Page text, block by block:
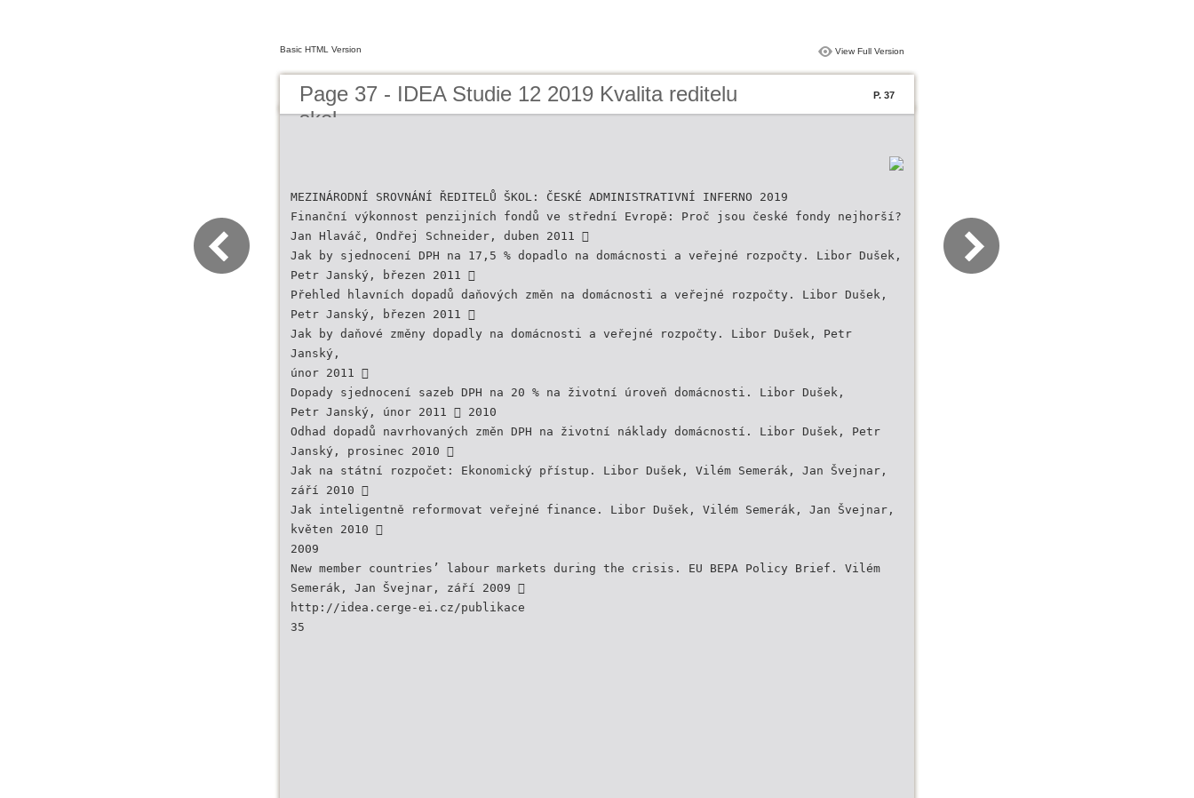
Basic HTML Version View Full Version
Page 37 - IDEA Studie 12 2019 Kvalita reditelu
skol
P. 37
MEZINÁRODNÍ SROVNÁNÍ ŘEDITELŮ ŠKOL: ČESKÉ ADMINISTRATIVNÍ INFERNO 2019
Finanční výkonnost penzijních fondů ve střední Evropě: Proč jsou české fondy nejhorší?
Jan Hlaváč, Ondřej Schneider, duben 2011 
Jak by sjednocení DPH na 17,5 % dopadlo na domácnosti a veřejné rozpočty. Libor Dušek,
Petr Janský, březen 2011 
Přehled hlavních dopadů daňových změn na domácnosti a veřejné rozpočty. Libor Dušek,
Petr Janský, březen 2011 
Jak by daňové změny dopadly na domácnosti a veřejné rozpočty. Libor Dušek, Petr
Janský,
únor 2011 
Dopady sjednocení sazeb DPH na 20 % na životní úroveň domácnosti. Libor Dušek,
Petr Janský, únor 2011  2010
Odhad dopadů navrhovaných změn DPH na životní náklady domácností. Libor Dušek, Petr
Janský, prosinec 2010 
Jak na státní rozpočet: Ekonomický přístup. Libor Dušek, Vilém Semerák, Jan Švejnar,
září 2010 
Jak inteligentně reformovat veřejné finance. Libor Dušek, Vilém Semerák, Jan Švejnar,
květen 2010 
2009
New member countries’ labour markets during the crisis. EU BEPA Policy Brief. Vilém
Semerák, Jan Švejnar, září 2009 
http://idea.cerge-ei.cz/publikace
35